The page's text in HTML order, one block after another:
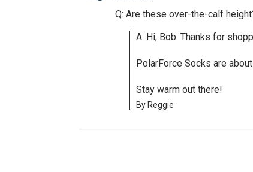
Q: Are these over-the-calf
A: Hi, Bob. Thanks for
PolarForce Socks are
Stay warm out there!
By Reggie